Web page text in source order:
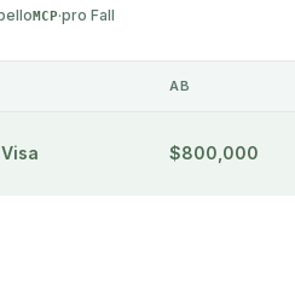
MCP·pro Fall
AB
$800,000